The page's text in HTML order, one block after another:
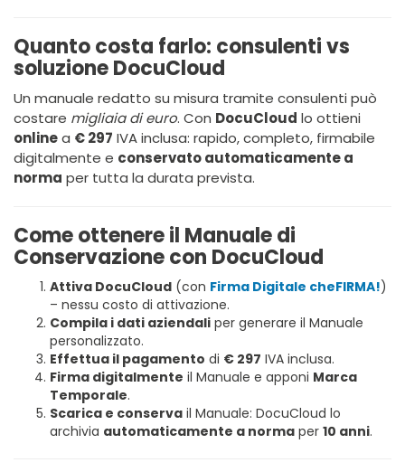
Quanto costa farlo: consulenti vs
soluzione DocuCloud
Un manuale redatto su misura tramite consulenti può
costare migliaia di euro. Con DocuCloud lo ottieni
onlinea € 297 IVA inclusa: rapido, completo, firmabile
digitalmente e conservato automaticamente a
norma per tutta la durata prevista.
Come ottenere il Manuale di
Conservazione con DocuCloud
Attiva DocuCloud (con Firma Digitale cheFIRMA!)
– nessu costo di attivazione.
Compila i dati aziendali per generare il Manuale
personalizzato.
Effettua il pagamento di € 297 IVA inclusa.
Firma digitalmente il Manuale e apponi Marca
Temporale.
Scarica e conserva il Manuale: DocuCloud lo
archivia automaticamente a norma per 10 anni.